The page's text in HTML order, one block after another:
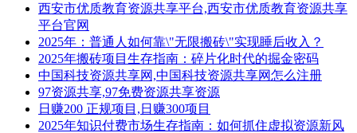
西安市优质教育资源共享平台,西安市优质教育资源共享
平台官网
2025年：普通人如何靠\"无限搬砖\"实现睡后收入？
2025年搬砖项目生存指南：碎片化时代的掘金密码
中国科技资源共享网,中国科技资源共享网怎么注册
97资源共享,97免费资源共享资源
日赚200 正规项目,日赚300项目
2025年知识付费市场生存指南：如何抓住虚拟资源新风